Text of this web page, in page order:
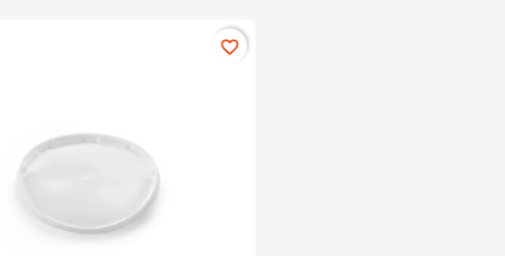
favorite_border